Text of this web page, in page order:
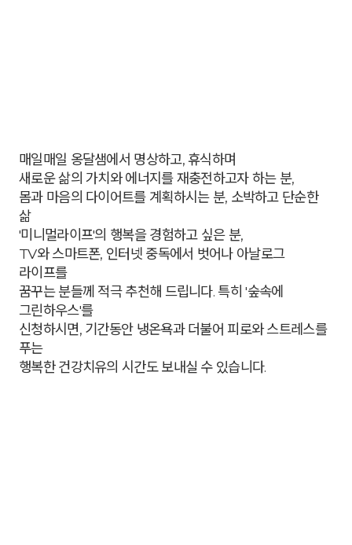
매일매일 옹달샘에서 명상하고, 휴식하며
새로운 삶의 가치와 에너지를 재충전하고자 하는 분,
몸과 마음의 다이어트를 계획하시는 분, 소박하고 단순한
삶
'미니멀라이프'의 행복을 경험하고 싶은 분,
TV와 스마트폰, 인터넷 중독에서 벗어나 아날로그
라이프를
꿈꾸는 분들께 적극 추천해 드립니다. 특히 '숲속에
그린하우스'를
신청하시면, 기간동안 냉온욕과 더불어 피로와 스트레스를
푸는
행복한 건강치유의 시간도 보내실 수 있습니다.